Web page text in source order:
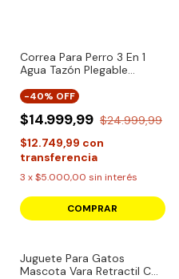
Correa Para Perro 3 En 1
Agua Tazón Plegable
-40% OFF
$14.999,99 $24.999,99
$12.749,99 con
transferencia
3 x$5.000,00 sin interés
COMPRAR
Juguete Para Gatos
Mascota Vara Retractil Con